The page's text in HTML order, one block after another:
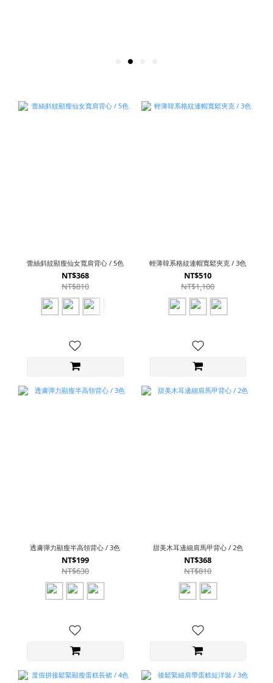
蕾絲斜紋顯瘦仙女寬肩背心 / 5色
NT$368
NT$810
輕薄韓系格紋連帽寬鬆夾克 / 3色
NT$510
NT$1,100
透膚彈力顯瘦半高領背心 / 3色
NT$199
NT$630
甜美木耳邊細肩馬甲背心 / 2色
NT$368
NT$810